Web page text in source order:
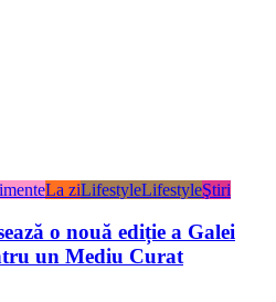
La ziLifestyleLifestyleŞtiri
o nouă ediție a Galei
un Mediu Curat